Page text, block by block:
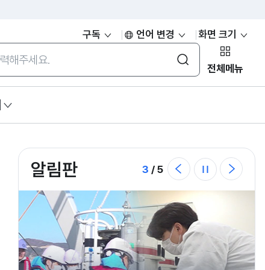
구독 언어 변경
화면 크기
통합검색전체메뉴
알림판
이
전
정
지
다
음
3 / 5